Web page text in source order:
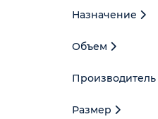
Назначение
Объем
Производитель
Размер